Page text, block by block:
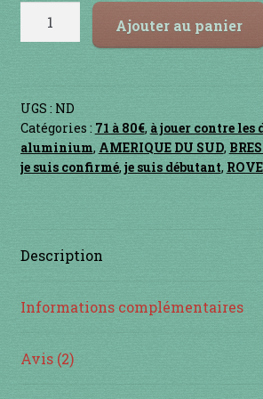
INSTRUMENTS DIVERS
je suis débutant
Liens
Newsletter
Panier
par prix
115.00 €
Ajouter au panier
UGS : ND
Catégories : 71 à 80€, à jouer contre les
aluminium, AMERIQUE DU SUD,
je suis confirmé, je suis débutant,
Description
Informations complémentaires
Avis (2)